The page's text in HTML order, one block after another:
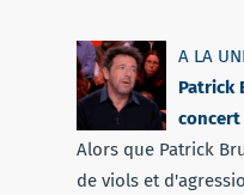
A LA
Patrick
concert
Alors que Patrick
de viols et